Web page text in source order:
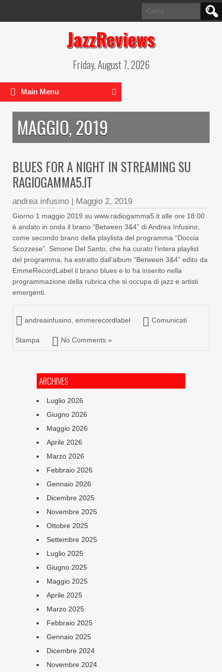
Ricerca
per:
JazzReviews
Friday, August 7, 2026
Main Menu
MAGGIO, 2019
BLUES FOR A NIGHT IN STREAMING SU
RAGIOGAMMA5.IT
andrea infusino | Maggio 2, 2019
Giorno 1 maggio 2019 su www.radiogamma5.it alle ore 18:00
è andato in onda il brano “Between 3&4” di Andrea Infusino,
come secondo brano della playlista del programma “Doccia
Scozzese”. Simone Del Santo, che ha curato l’intera playlist
del programma, ha estratto dall’album “Between 3&4” edito da
EmmeRecordLabel il brano blues e lo ha inserito nella
programmazione della rubrica che si occupa di jazz e artisti
emergenti.
andreainfusino emmerecordlabel Comunicati
Stampa No Comments »
ARCHIVES
Luglio 2026
Giugno 2026
Maggio 2026
Aprile 2026
Marzo 2026
Febbraio 2026
Gennaio 2026
Dicembre 2025
Novembre 2025
Ottobre 2025
Settembre 2025
Luglio 2025
Giugno 2025
Maggio 2025
Aprile 2025
Marzo 2025
Febbraio 2025
Gennaio 2025
Dicembre 2024
Novembre 2024